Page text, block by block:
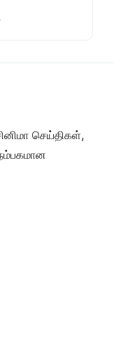
செய்திகள்,